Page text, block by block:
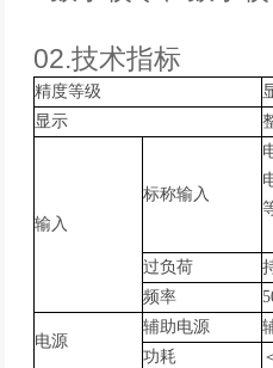
02.技术指标
精度等级
显示
输入
标称输入
过负荷
频率
电源
辅助电源
功耗